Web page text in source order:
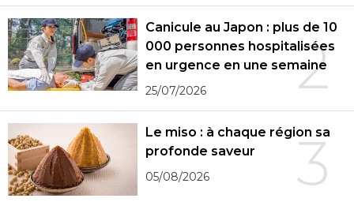
2
Canicule au Japon : plus de 10
000 personnes hospitalisées
en urgence en une semaine
25/07/2026
3
Le miso : à chaque région sa
profonde saveur
05/08/2026